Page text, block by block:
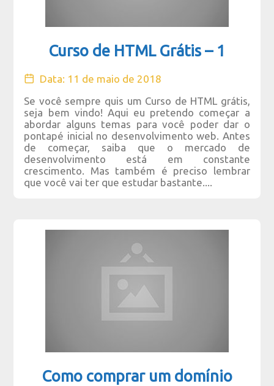
Curso de HTML Grátis – 1
Data: 11 de maio de 2018
Se você sempre quis um Curso de HTML grátis,
seja bem vindo! Aqui eu pretendo começar a
abordar alguns temas para você poder dar o
pontapé inicial no desenvolvimento web. Antes
de começar, saiba que o mercado de
desenvolvimento está em constante
crescimento. Mas também é preciso lembrar
que você vai ter que estudar bastante....
Como comprar um domínio